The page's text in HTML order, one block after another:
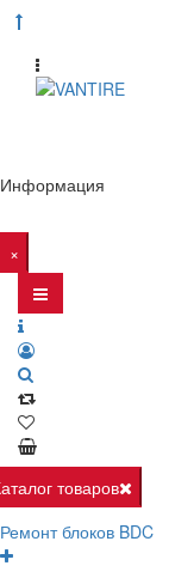
Информация
×
товаров
Ремонт блоков BDC